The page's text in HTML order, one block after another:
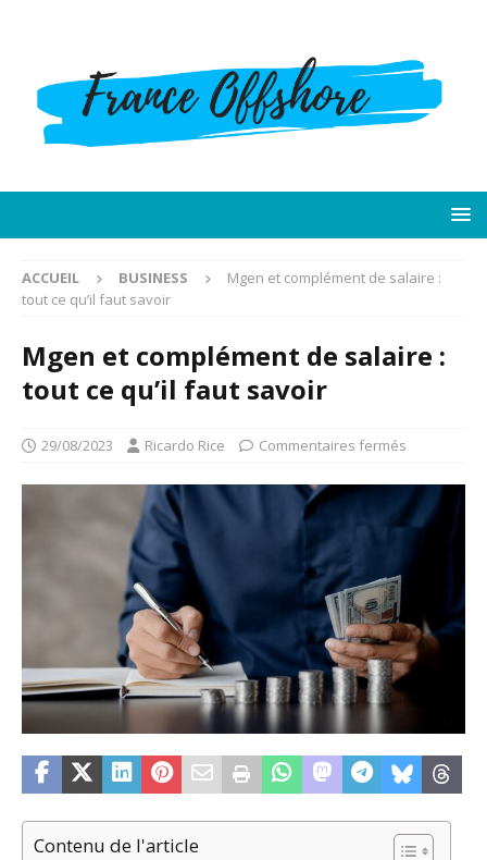
ACCUEIL BUSINESS
Mgen et complément de salaire :
tout ce qu’il faut savoir
Mgen et complément de salaire :
tout ce qu’il faut savoir
29/08/2023 Ricardo Rice Commentaires fermés
Contenu de l'article